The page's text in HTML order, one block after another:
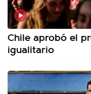
Chile aprobó el
igualitario